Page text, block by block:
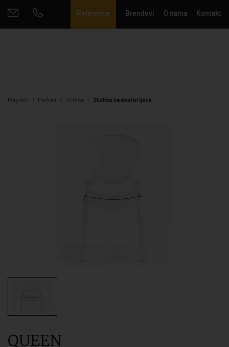
Reference Brendovi O nama Kontakt
Mayoko Pedrali Stolice Stolice za eksterijere
QUEEN